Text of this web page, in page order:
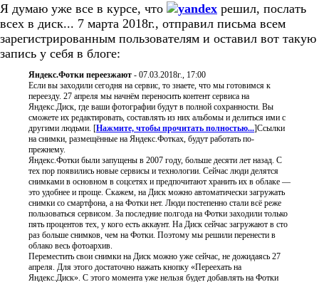
Я думаю уже все в курсе, что yandex решил, послать
всех в диск... 7 марта 2018г., отправил письма всем
зарегистрированным пользователям и оставил вот такую
запись у себя в блоге:
Яндекс.Фотки переезжают - 07.03.2018г., 17:00
Если вы заходили сегодня на сервис, то знаете, что мы готовимся к
переезду. 27 апреля мы начнём переносить контент сервиса на
Яндекс.Диск, где ваши фотографии будут в полной сохранности. Вы
сможете их редактировать, составлять из них альбомы и делиться ими с
другими людьми. [Нажмите, чтобы прочитать полностью...]Ссылки
на снимки, размещённые на Яндекс.Фотках, будут работать по-
прежнему.
Яндекс.Фотки были запущены в 2007 году, больше десяти лет назад. С
тех пор появились новые сервисы и технологии. Сейчас люди делятся
снимками в основном в соцсетях и предпочитают хранить их в облаке —
это удобнее и проще. Скажем, на Диск можно автоматически загружать
снимки со смартфона, а на Фотки нет. Люди постепенно стали всё реже
пользоваться сервисом. За последние полгода на Фотки заходили только
пять процентов тех, у кого есть аккаунт. На Диск сейчас загружают в сто
раз больше снимков, чем на Фотки. Поэтому мы решили перенести в
облако весь фотоархив.
Переместить свои снимки на Диск можно уже сейчас, не дожидаясь 27
апреля. Для этого достаточно нажать кнопку «Переехать на
Яндекс.Диск». С этого момента уже нельзя будет добавлять на Фотки